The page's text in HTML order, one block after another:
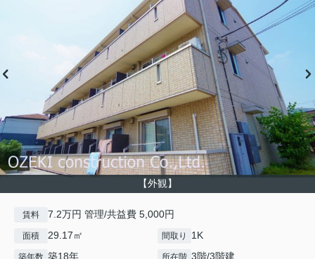
【外観】
賃料 7.2万円 管理/共益費 5,000円
面積 29.17㎡ 間取り 1K
築18年 3階/3階建